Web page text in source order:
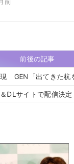
前後の記事
GEN「出てきた杭
DLサイトで配信決定